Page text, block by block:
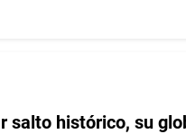
salto histórico, su